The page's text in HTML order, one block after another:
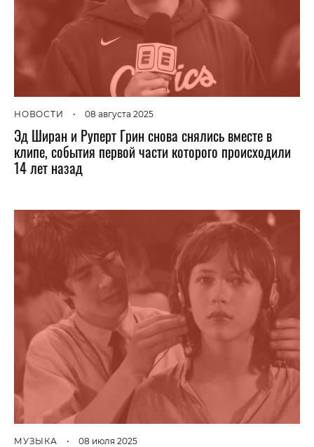
НОВОСТИ • 08 августа 2025
Эд Ширан и Руперт Грин снова снялись вместе в
клипе, события первой части которого происходили
14 лет назад
МУЗЫКА • 08 июля 2025